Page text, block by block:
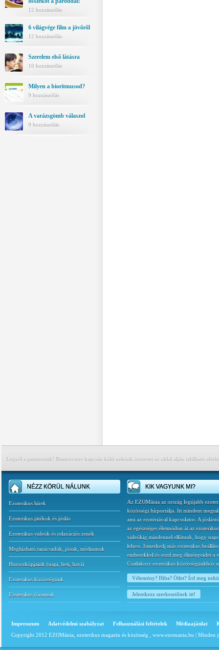
12 hozzászólás
6 világvége film a jövőről
12 hozzászólás
Szerelem első látásra
10 hozzászólás
Milyen a bioritmusod?
9 hozzászólás
A varázsgömb válaszol
9 hozzászólás
Legyél a partnerünk! Bannercsere kapcsán küld nekünk üzenetet az oldal alján található
NÉZZ KÖRÜL NÁLUNK
Ezoterikus hírek
Ezoterikus játékok és jóslás
Ezoterikus videók és relaxációs zenék
Megbízható tanácsadók, jósok, médiumok
Horoszkópjaink (napi heti havi)
Ezoterikus közösségünk
Ezoterikus fórumok
KIK VAGYUNK MI?
Az EZOMánia az ország legújabb
közösségi hírportálja. Itt mindent
ami az ezotériával kapcsolatos. A
az egészséges életmódon át az ezoterikus
videókig mindennel ellátunk, hogy
lehess. Ismerkedj más ezoterikus
emberekkel és oszd meg élményeidet a
Csatlakozz ezoterikus közösségünkhöz
Vélemény? Hiba? Ötlet? Írd meg
Jelentkezz szerkesztőnek itt!
Impresszum Adatvédelmi szabályzat Felhasználási feltételek Médiaajánlat
Copyright 2012 EZOMánia, ezoterikus magazin és közösség , www.ezomania.hu | Minden